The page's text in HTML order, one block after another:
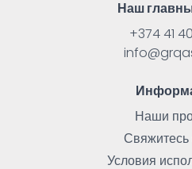
Наш
+374 41
Наши
Свяжитесь
Условия